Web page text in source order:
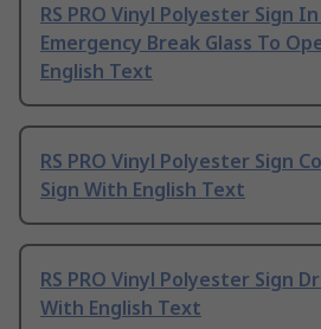
RS PRO Vinyl Polyester Sign
Emergency Break Glass To
English Text
RS PRO Vinyl Polyester Sign
Sign With English Text
RS PRO Vinyl Polyester Sign
With English Text